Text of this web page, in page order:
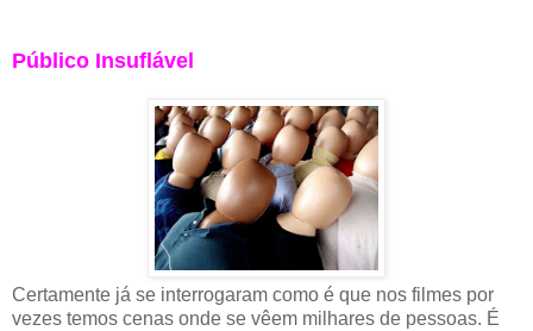
Público Insuflável
Certamente já se interrogaram como é que nos filmes por
vezes temos cenas onde se vêem milhares de pessoas. É